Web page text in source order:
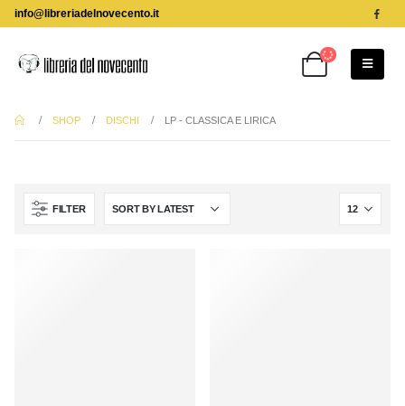
info@libreriadelnovecento.it
SHOP DISCHI LP - CLASSICA E LIRICA
FILTER